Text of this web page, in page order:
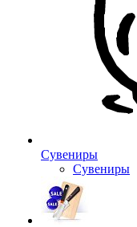
Сувениры
Сувениры